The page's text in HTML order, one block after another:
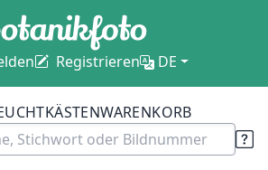
Registrieren DE
WARENKORB